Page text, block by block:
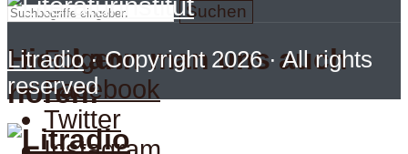
Suchen
Hier kann man uns auch
hören:
Folgen
Facebook
Twitter
Litradio· Copyright 2026 · All rights
reserved